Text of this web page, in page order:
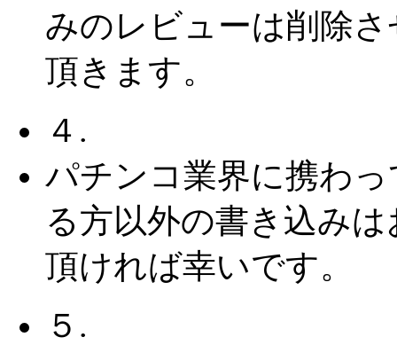
みのレビューは削除さ
頂きます。
４.
パチンコ業界に携わっ
る方以外の書き込みは
頂ければ幸いです。
５.